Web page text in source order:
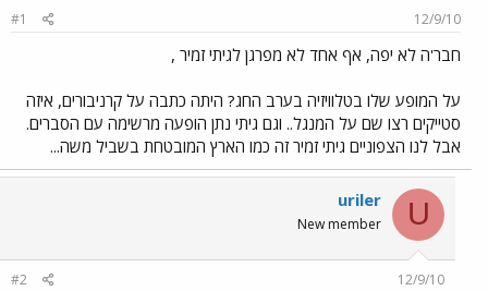
ו
ש
א
ר
12/9/10
#1
חבר'ה לא יפה, אף אחד לא מפרגן לגיתי זמיר ,
על המופע שלו בטלוויזיה בערב החג? היתה כתבה על קרניבורים, איזה
סטייקים רצו שם על המנגל.. וגם גיתי נתן הופעה מרשימה עם הסברים.
אבל לנו הצפוניים גיתי זמיר זה כמו הארץ המובטחת בשביל משה...
U
uriler
New member
12/9/10
#2